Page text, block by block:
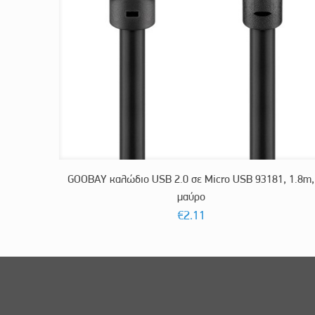
GOOBAY καλώδιο USB 2.0 σε Micro USB 93181, 1.8m,
μαύρο
€2.11